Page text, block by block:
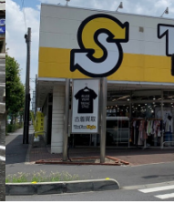
2020(264)
2019(62)
2018(108)
2017(268)